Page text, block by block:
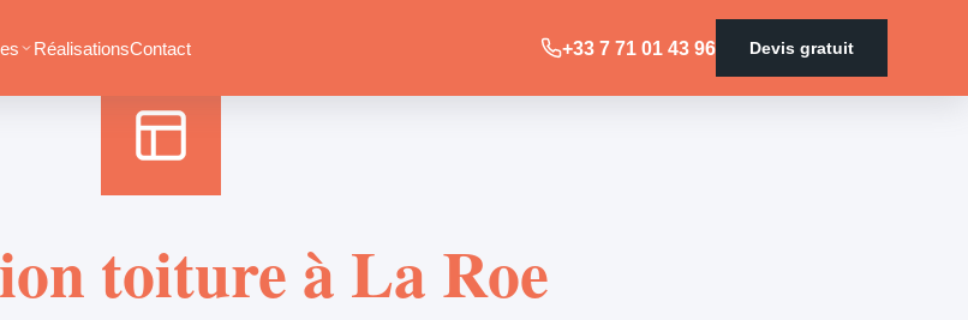
RéalisationsContact +33 7 71 01 43 96 Devis gratuit
toiture à La Roe